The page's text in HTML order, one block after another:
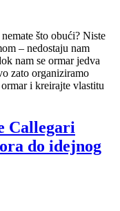
što obući? Niste
– nedostaju nam
nam se ormar jedva
zato organiziramo
i kreirajte vlastitu
Callegari
do idejnog